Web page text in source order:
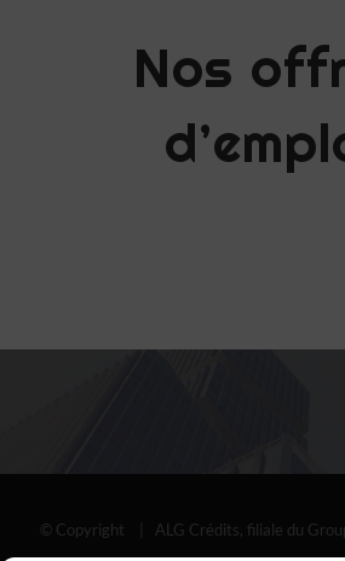
Nos
© Copyright
| ALG Crédits, filiale du